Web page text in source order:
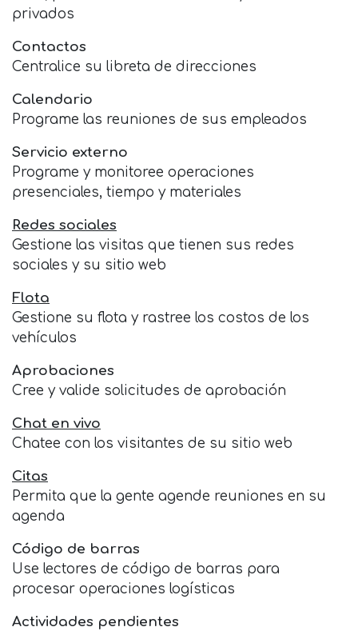
privados
Contactos
Centralice su libreta de direcciones
Calendario
Programe las reuniones de sus empleados
Servicio externo
Programe y monitoree operaciones
presenciales, tiempo y materiales
Redes sociales
Gestione las visitas que tienen sus redes
sociales y su sitio web
Flota
Gestione su flota y rastree los costos de los
vehículos
Aprobaciones
Cree y valide solicitudes de aprobación
Chat en vivo
Chatee con los visitantes de su sitio web
Citas
Permita que la gente agende reuniones en su
agenda
Código de barras
Use lectores de código de barras para
procesar operaciones logísticas
Actividades pendientes